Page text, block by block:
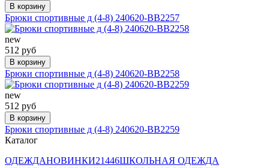
В корзину
Брюки спортивные д (4-8) 240620-BB2257
new
512 руб
В корзину
Брюки спортивные д (4-8) 240620-BB2258
new
512 руб
В корзину
Брюки спортивные д (4-8) 240620-BB2259
Каталог
ОДЕЖДАНОВИНКИ21446ШКОЛЬНАЯ ОДЕЖДА